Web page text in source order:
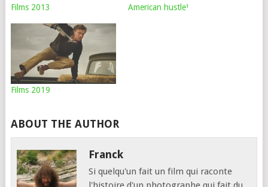
Films 2013 American hustle¹
Films 2019
ABOUT THE AUTHOR
Franck
Si quelqu'un fait un film qui raconte